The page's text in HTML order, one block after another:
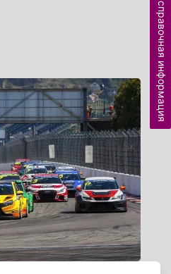
справочная информация